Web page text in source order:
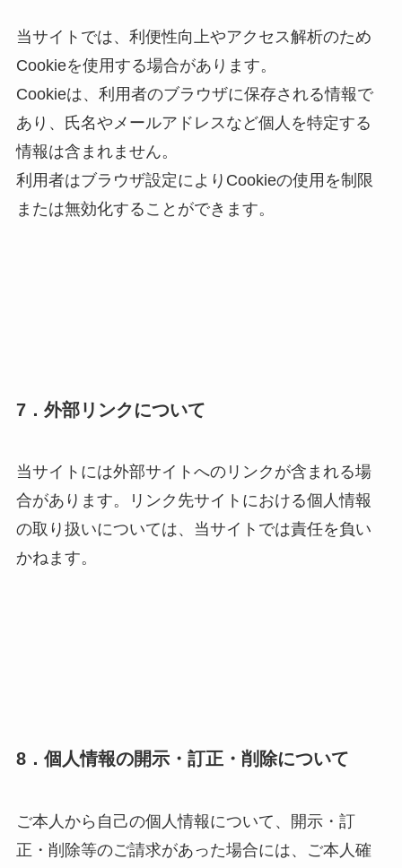
当サイトでは、利便性向上やアクセス解析のため
Cookieを使用する場合があります。
Cookieは、利用者のブラウザに保存される情報で
あり、氏名やメールアドレスなど個人を特定する
情報は含まれません。
利用者はブラウザ設定によりCookieの使用を制限
または無効化することができます。
7．外部リンクについて
当サイトには外部サイトへのリンクが含まれる場
合があります。リンク先サイトにおける個人情報
の取り扱いについては、当サイトでは責任を負い
かねます。
8．個人情報の開示・訂正・削除について
ご本人から自己の個人情報について、開示・訂
正・削除等のご請求があった場合には、ご本人確